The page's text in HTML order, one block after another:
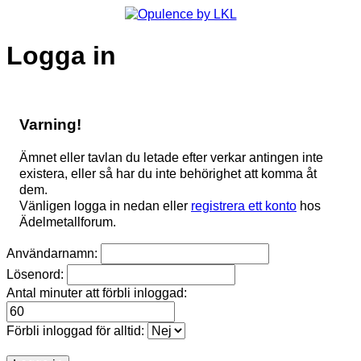
Logga in
Varning!
Ämnet eller tavlan du letade efter verkar antingen inte
existera, eller så har du inte behörighet att komma åt
dem.
Vänligen logga in nedan eller registrera ett konto hos
Ädelmetallforum.
Användarnamn:
Lösenord:
Antal minuter att förbli inloggad:
Förbli inloggad för alltid: